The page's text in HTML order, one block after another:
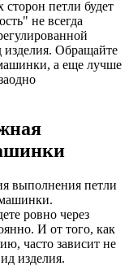
сторон петли будет
не всегда
Обращайте
а еще лучше
выполнения петли
ровно через
И от того, как
часто зависит не
изделия.